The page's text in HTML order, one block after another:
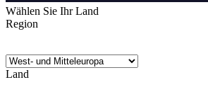
Wählen Sie Ihr Land
Region
Land